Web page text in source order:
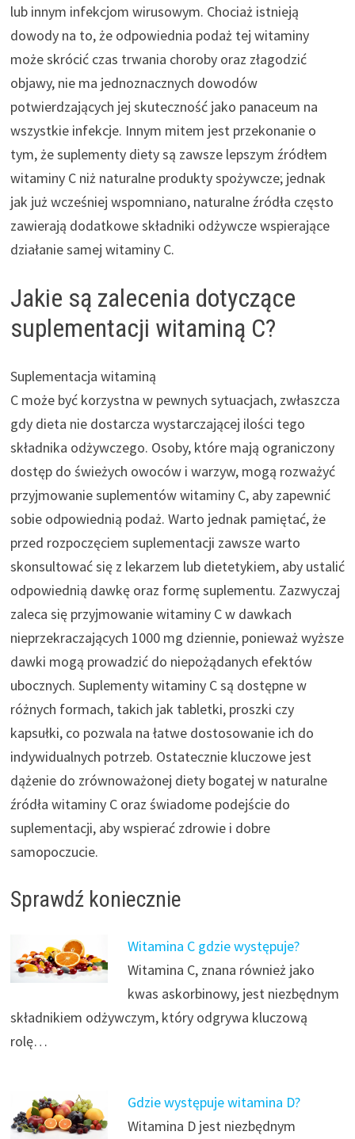
lub innym infekcjom wirusowym. Chociaż istnieją
dowody na to, że odpowiednia podaż tej witaminy
może skrócić czas trwania choroby oraz złagodzić
objawy, nie ma jednoznacznych dowodów
potwierdzających jej skuteczność jako panaceum na
wszystkie infekcje. Innym mitem jest przekonanie o
tym, że suplementy diety są zawsze lepszym źródłem
witaminy C niż naturalne produkty spożywcze; jednak
jak już wcześniej wspomniano, naturalne źródła często
zawierają dodatkowe składniki odżywcze wspierające
działanie samej witaminy C.
Jakie są zalecenia dotyczące
suplementacji witaminą C?
Suplementacja witaminą
C może być korzystna w pewnych sytuacjach, zwłaszcza
gdy dieta nie dostarcza wystarczającej ilości tego
składnika odżywczego. Osoby, które mają ograniczony
dostęp do świeżych owoców i warzyw, mogą rozważyć
przyjmowanie suplementów witaminy C, aby zapewnić
sobie odpowiednią podaż. Warto jednak pamiętać, że
przed rozpoczęciem suplementacji zawsze warto
skonsultować się z lekarzem lub dietetykiem, aby ustalić
odpowiednią dawkę oraz formę suplementu. Zazwyczaj
zaleca się przyjmowanie witaminy C w dawkach
nieprzekraczających 1000 mg dziennie, ponieważ wyższe
dawki mogą prowadzić do niepożądanych efektów
ubocznych. Suplementy witaminy C są dostępne w
różnych formach, takich jak tabletki, proszki czy
kapsułki, co pozwala na łatwe dostosowanie ich do
indywidualnych potrzeb. Ostatecznie kluczowe jest
dążenie do zrównoważonej diety bogatej w naturalne
źródła witaminy C oraz świadome podejście do
suplementacji, aby wspierać zdrowie i dobre
samopoczucie.
Sprawdź koniecznie
Witamina C gdzie występuje?
Witamina C, znana również jako
kwas askorbinowy, jest niezbędnym
składnikiem odżywczym, który odgrywa kluczową
rolę…
Gdzie występuje witamina D?
Witamina D jest niezbędnym